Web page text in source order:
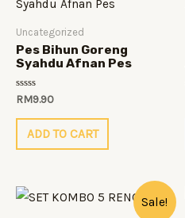
Uncategorized
Pes Bihun Goreng
Syahdu Afnan Pes
Rated
out
RM9.90
ADD TO CART
Sale!